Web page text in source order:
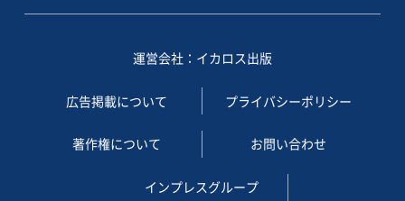
運営会社：イカロス出版
広告掲載について プライバシーポリシー
著作権について お問い合わせ
インプレスグループ